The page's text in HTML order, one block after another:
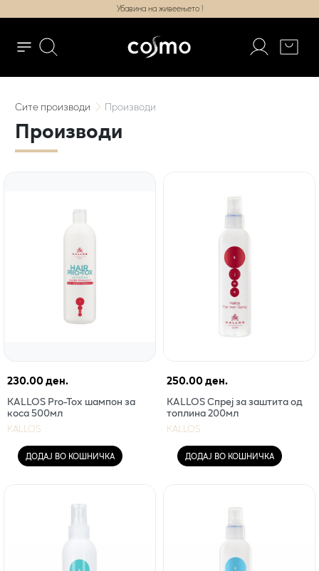
Убавина на живеењето !
Ситепроизводи Производи
Производи
230.00 ден.
KALLOS Pro-Tox шампон за
коса 500мл
KALLOS
ДОДАЈ ВО КОШНИЧКА
250.00 ден.
KALLOS Спреј за заштита од
топлина 200мл
KALLOS
ДОДАЈ ВО КОШНИЧКА